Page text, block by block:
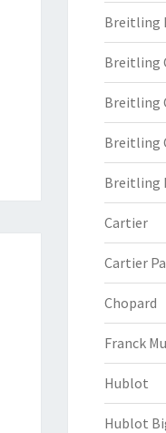
Breitling
Breitling
Breitling
Breitling
Breitling
Cartier
Cartier
Chopard
Franck
Hublot
Hublot